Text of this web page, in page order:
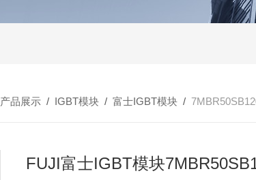
产品展示/ IGBT模块/ 富士IGBT模块/ 7MBR50SB120FUJI富士
FUJI富士IGBT模块